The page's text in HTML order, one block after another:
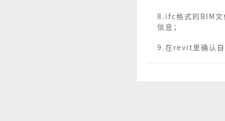
8.ifc格式的BIM文
信息；
9.在revit里确认自